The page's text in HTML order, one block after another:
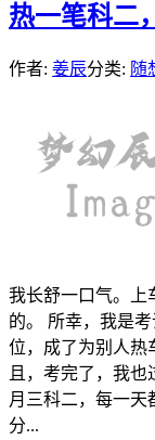
热一笔科二
作者: 姜辰分类: 随
我长舒一口气。上
的。 所幸，我是
位，成了为别人热
且，考完了，我
月三科二，每一天
分...